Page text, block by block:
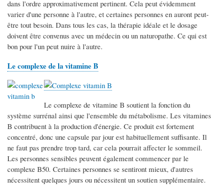
dans l'ordre approximativement pertinent. Cela peut évidemment
varier d'une personne à l'autre, et certaines personnes en auront peut-
être tout besoin. Dans tous les cas, la thérapie idéale et le dosage
doivent être convenus avec un médecin ou un naturopathe. Ce qui est
bon pour l'un peut nuire à l'autre.
Le complexe de la vitamine B
Le complexe de vitamine B soutient la fonction du
système surrénal ainsi que l'ensemble du métabolisme. Les vitamines
B contribuent à la production d'énergie. Ce produit est fortement
concentré, donc une capsule par jour est habituellement suffisante. Il
ne faut pas prendre trop tard, car cela pourrait affecter le sommeil.
Les personnes sensibles peuvent également commencer par le
complexe B50. Certaines personnes se sentiront mieux, d'autres
nécessitent quelques jours ou nécessitent un soutien supplémentaire.